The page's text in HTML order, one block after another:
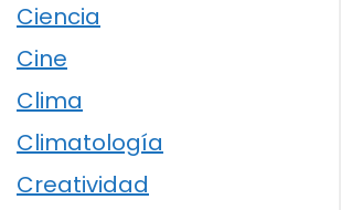
Ciencia
Cine
Clima
Climatología
Creatividad